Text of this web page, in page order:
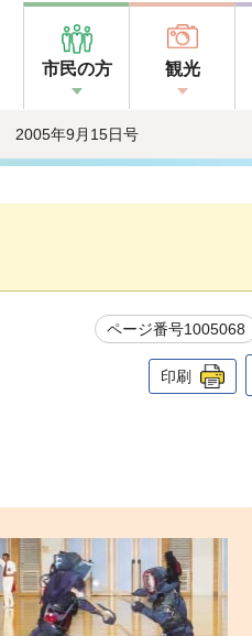
市民の方 観光
2005年9月15日号
ページ番号1005068
印刷